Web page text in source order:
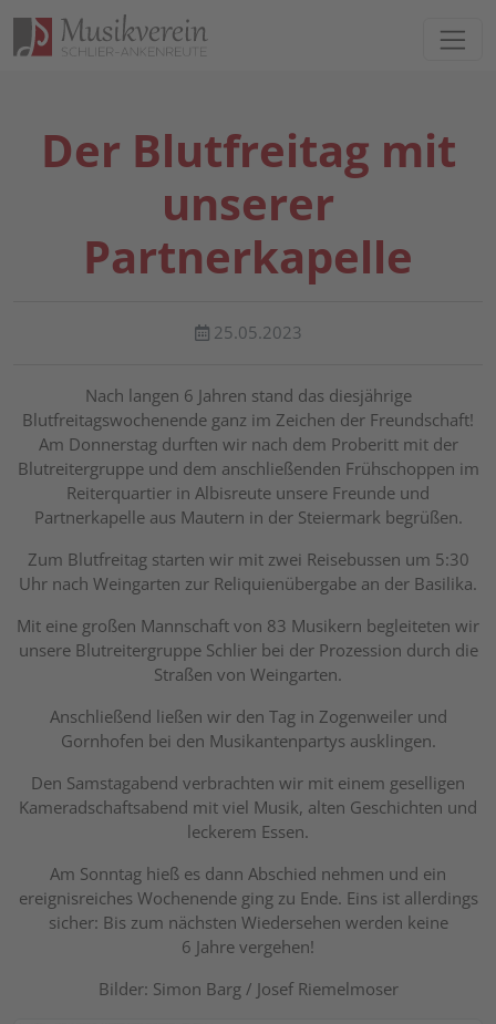
Direkt zur Hauptnavigation springen
Direkt zum Inhalt springen
Der Blutfreitag mit
unserer
Partnerkapelle
25.05.2023
Nach langen 6 Jahren stand das diesjährige
Blutfreitagswochenende ganz im Zeichen der Freundschaft!
Am Donnerstag durften wir nach dem Proberitt mit der
Blutreitergruppe und dem anschließenden Frühschoppen im
Reiterquartier in Albisreute unsere Freunde und
Partnerkapelle aus Mautern in der Steiermark begrüßen.
Zum Blutfreitag starten wir mit zwei Reisebussen um 5:30
Uhr nach Weingarten zur Reliquienübergabe an der Basilika.
Mit eine großen Mannschaft von 83 Musikern begleiteten wir
unsere Blutreitergruppe Schlier bei der Prozession durch die
Straßen von Weingarten.
Anschließend ließen wir den Tag in Zogenweiler und
Gornhofen bei den Musikantenpartys ausklingen.
Den Samstagabend verbrachten wir mit einem geselligen
Kameradschaftsabend mit viel Musik, alten Geschichten und
leckerem Essen.
Am Sonntag hieß es dann Abschied nehmen und ein
ereignisreiches Wochenende ging zu Ende. Eins ist allerdings
sicher: Bis zum nächsten Wiedersehen werden keine
6 Jahre vergehen!
Bilder: Simon Barg / Josef Riemelmoser